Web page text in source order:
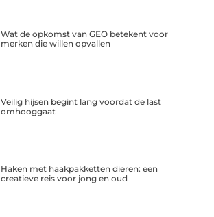
Wat de opkomst van GEO betekent voor
merken die willen opvallen
Veilig hijsen begint lang voordat de last
omhooggaat
Haken met haakpakketten dieren: een
creatieve reis voor jong en oud